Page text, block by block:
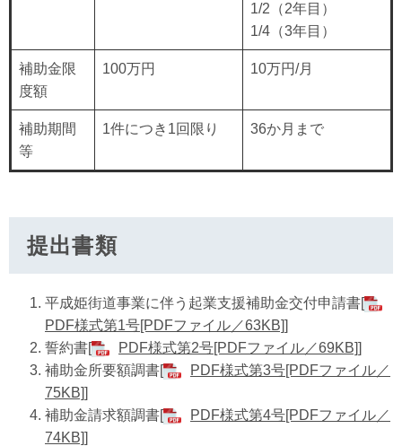
1/2（2年目）
1/4（3年目）
補助金限
度額
100万円 10万円/月
補助期間
等
1件につき1回限り 36か月まで
提出書類
平成姫街道事業に伴う起業支援補助金交付申請書[
PDF様式第1号[PDFファイル／63KB]]
誓約書[
PDF様式第2号[PDFファイル／69KB]]
補助金所要額調書[
PDF様式第3号[PDFファイル／
75KB]]
補助金請求額調書[
PDF様式第4号[PDFファイル／
74KB]]